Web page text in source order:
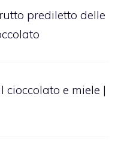
prediletto delle
cioccolato e miele |